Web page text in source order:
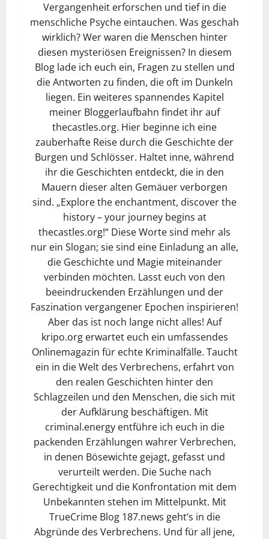
Vergangenheit erforschen und tief in die
menschliche Psyche eintauchen. Was geschah
wirklich? Wer waren die Menschen hinter
diesen mysteriösen Ereignissen? In diesem
Blog lade ich euch ein, Fragen zu stellen und
die Antworten zu finden, die oft im Dunkeln
liegen. Ein weiteres spannendes Kapitel
meiner Bloggerlaufbahn findet ihr auf
thecastles.org. Hier beginne ich eine
zauberhafte Reise durch die Geschichte der
Burgen und Schlösser. Haltet inne, während
ihr die Geschichten entdeckt, die in den
Mauern dieser alten Gemäuer verborgen
sind. „Explore the enchantment, discover the
history – your journey begins at
thecastles.org!“ Diese Worte sind mehr als
nur ein Slogan; sie sind eine Einladung an alle,
die Geschichte und Magie miteinander
verbinden möchten. Lasst euch von den
beeindruckenden Erzählungen und der
Faszination vergangener Epochen inspirieren!
Aber das ist noch lange nicht alles! Auf
kripo.org erwartet euch ein umfassendes
Onlinemagazin für echte Kriminalfälle. Taucht
ein in die Welt des Verbrechens, erfahrt von
den realen Geschichten hinter den
Schlagzeilen und den Menschen, die sich mit
der Aufklärung beschäftigen. Mit
criminal.energy entführe ich euch in die
packenden Erzählungen wahrer Verbrechen,
in denen Bösewichte gejagt, gefasst und
verurteilt werden. Die Suche nach
Gerechtigkeit und die Konfrontation mit dem
Unbekannten stehen im Mittelpunkt. Mit
TrueCrime Blog 187.news geht’s in die
Abgründe des Verbrechens. Und für all jene,